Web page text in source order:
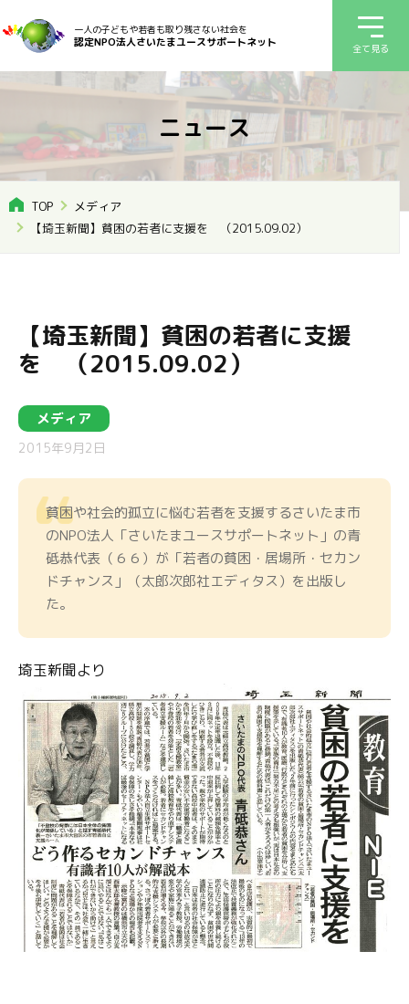
一人の子どもや若者も取り残さない社会を
認定NPO法人さいたまユースサポートネット 全て見る
ニュース
TOP
メディア
【埼玉新聞】貧困の若者に支援を （2015.09.02）
【埼玉新聞】貧困の若者に支援
を （2015.09.02）
メディア
2015年9月2日
貧困や社会的孤立に悩む若者を支援するさいたま市
のNPO法人「さいたまユースサポートネット」の青
砥恭代表（６６）が「若者の貧困・居場所・セカン
ドチャンス」（太郎次郎社エディタス）を出版し
た。
埼玉新聞より